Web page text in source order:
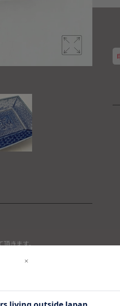
頂きます。
額についてのご連絡をさせて